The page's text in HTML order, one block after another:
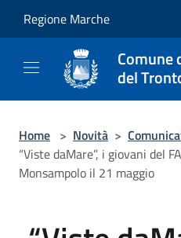
Regione Marche
Comune
del
Home > Novità >
“Viste daMare”, i giovani del
Monsampolo il 21 maggio